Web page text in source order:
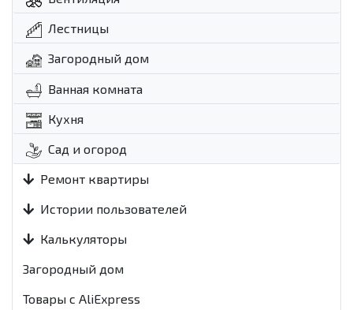
Лестницы
Загородный дом
Ванная комната
Кухня
Сад и огород
Ремонт квартиры
Истории пользователей
Калькуляторы
Загородный дом
Товары с AliExpress